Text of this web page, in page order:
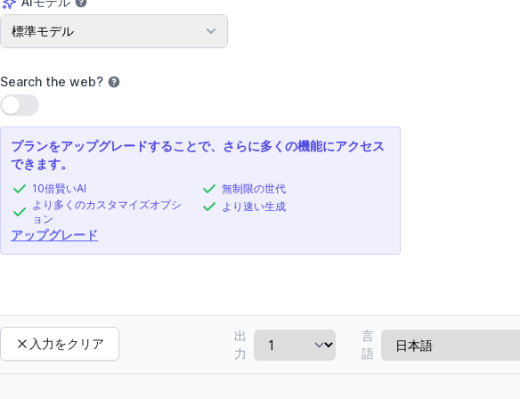
AIモデル
標準モデル
Search the web?
設定を使用
プランをアップグレードすることで、さらに多くの機能にアクセス
できます。
10倍賢いAI
より多くのカスタマイズオプシ
ョン
無制限の世代
より速い生成
アップグレード
入力をクリア
出
力
言
語